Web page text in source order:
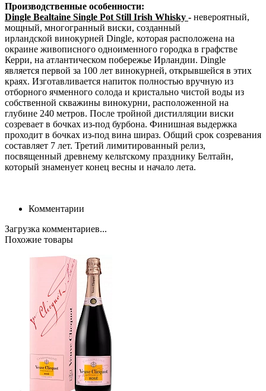
Производственные особенности:
Dingle Bealtaine Single Pot Still Irish Whisky - невероятный,
мощный, многогранный виски, созданный
ирландской винокурней Dingle, которая расположена на
окраине живописного одноименного городка в графстве
Керри, на атлантическом побережье Ирландии. Dingle
является первой за 100 лет винокурней, открывшейся в этих
краях. Изготавливается напиток полностью вручную из
отборного ячменного солода и кристально чистой воды из
собственной скважины винокурни, расположенной на
глубине 240 метров. После тройной дистилляции виски
созревает в бочках из-под бурбона. Финишная выдержка
проходит в бочках из-под вина шираз. Общий срок созревания
составляет 7 лет. Третий лимитированный релиз,
посвященный древнему кельтскому празднику Белтайн,
который знаменует конец весны и начало лета.
Комментарии
Загрузка комментариев...
Похожие товары